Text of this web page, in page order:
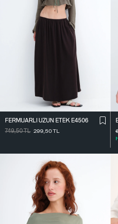
FERMUARLI UZUN ETEK E4506
749,50TL 299,50TL